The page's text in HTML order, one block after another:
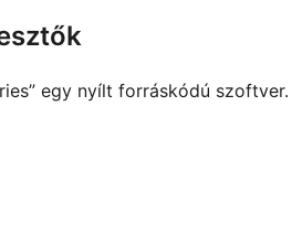
egy nyílt forráskódú